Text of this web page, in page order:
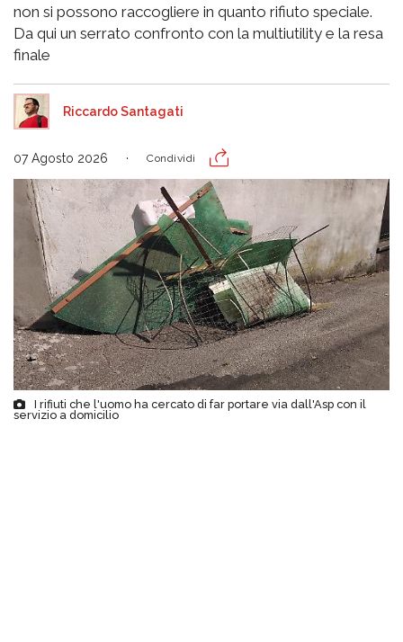
non si possono raccogliere in quanto rifiuto speciale.
Da qui un serrato confronto con la multiutility e la resa
finale
Riccardo Santagati
07 Agosto 2026 Condividi
I rifiuti che l'uomo ha cercato di far portare via dall'Asp con il
servizio a domicilio